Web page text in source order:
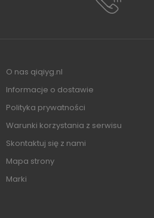
O nas qiqiyg.nl
Informacje o dostawie
Polityka prywatności
Warunki korzystania z serwisu
Skontaktuj się z nami
Mapa strony
Marki